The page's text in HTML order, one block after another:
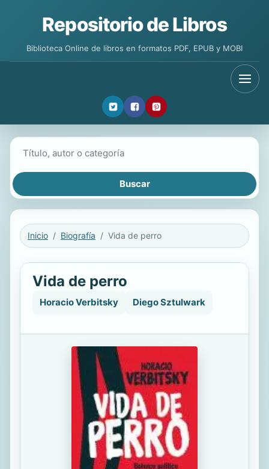
Repositorio de Libros
Biblioteca Online de libros en formatos PDF, EPUB y MOBI
Inicio Biografía Vida de perro
Vida de perro
Horacio Verbitsky Diego Sztulwark